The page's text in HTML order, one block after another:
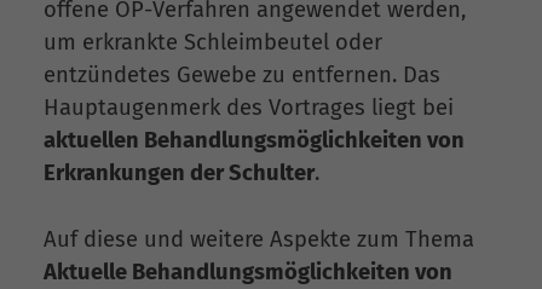
offene OP-Verfahren angewendet werden,
um erkrankte Schleimbeutel oder
entzündetes Gewebe zu entfernen. Das
Hauptaugenmerk des Vortrages liegt bei
aktuellen Behandlungsmöglichkeiten von
Erkrankungen der Schulter.
Auf diese und weitere Aspekte zum Thema
Aktuelle Behandlungsmöglichkeiten von